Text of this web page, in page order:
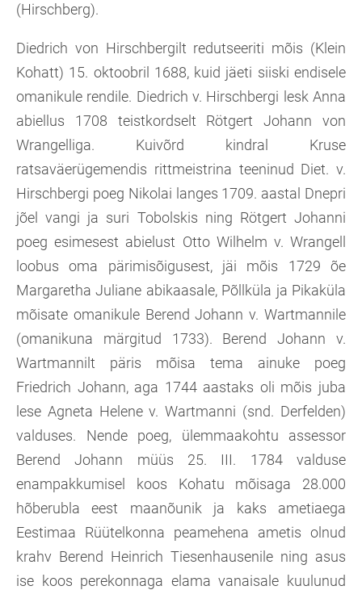
(Hirschberg).
Diedrich von Hirschbergilt redutseeriti mõis (Klein
Kohatt) 15. oktoobril 1688, kuid jäeti siiski endisele
omanikule rendile. Diedrich v. Hirschbergi lesk Anna
abiellus 1708 teistkordselt Rötgert Johann von
Wrangelliga. Kuivõrd kindral Kruse
ratsaväerügemendis rittmeistrina teeninud Diet. v.
Hirschbergi poeg Nikolai langes 1709. aastal Dnepri
jõel vangi ja suri Tobolskis ning Rötgert Johanni
poeg esimesest abielust Otto Wilhelm v. Wrangell
loobus oma pärimisõigusest, jäi mõis 1729 õe
Margaretha Juliane abikaasale, Põllküla ja Pikaküla
mõisate omanikule Berend Johann v. Wartmannile
(omanikuna märgitud 1733). Berend Johann v.
Wartmannilt päris mõisa tema ainuke poeg
Friedrich Johann, aga 1744 aastaks oli mõis juba
lese Agneta Helene v. Wartmanni (snd. Derfelden)
valduses. Nende poeg, ülemmaakohtu assessor
Berend Johann müüs 25. III. 1784 valduse
enampakkumisel koos Kohatu mõisaga 28.000
hõberubla eest maanõunik ja kaks ametiaega
Eestimaa Rüütelkonna peamehena ametis olnud
krahv Berend Heinrich Tiesenhausenile ning asus
ise koos perekonnaga elama vanaisale kuulunud